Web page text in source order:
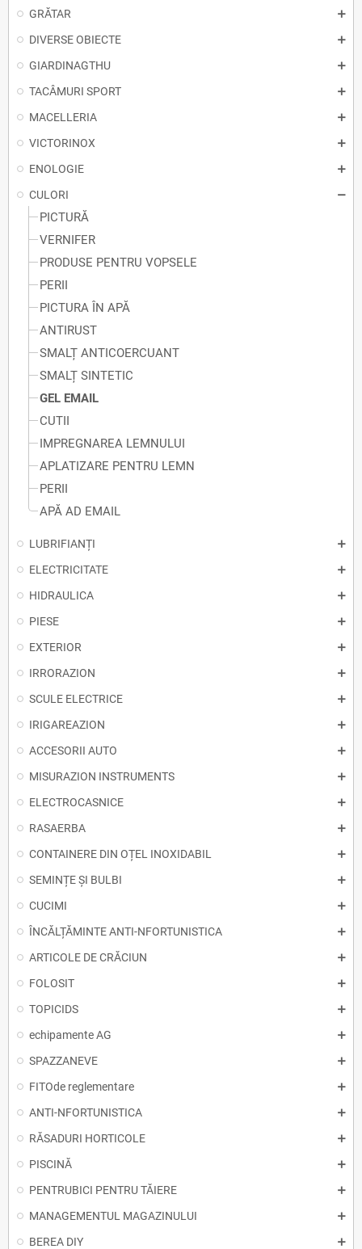
GRĂTAR
DIVERSE OBIECTE
GIARDINAGTHU
TACÂMURI SPORT
MACELLERIA
VICTORINOX
ENOLOGIE
CULORI
PICTURĂ
VERNIFER
PRODUSE PENTRU VOPSELE
PERII
PICTURA ÎN APĂ
ANTIRUST
SMALȚ ANTICOERCUANT
SMALȚ SINTETIC
GEL EMAIL
CUTII
IMPREGNAREA LEMNULUI
APLATIZARE PENTRU LEMN
PERII
APĂ AD EMAIL
LUBRIFIANȚI
ELECTRICITATE
HIDRAULICA
PIESE
EXTERIOR
IRRORAZION
SCULE ELECTRICE
IRIGAREAZION
ACCESORII AUTO
MISURAZION INSTRUMENTS
ELECTROCASNICE
RASAERBA
CONTAINERE DIN OȚEL INOXIDABIL
SEMINȚE ȘI BULBI
CUCIMI
ÎNCĂLȚĂMINTE ANTI-NFORTUNISTICA
ARTICOLE DE CRĂCIUN
FOLOSIT
TOPICIDS
echipamente AG
SPAZZANEVE
FITOde reglementare
ANTI-NFORTUNISTICA
RĂSADURI HORTICOLE
PISCINĂ
PENTRUBICI PENTRU TĂIERE
MANAGEMENTUL MAGAZINULUI
BEREA DIY